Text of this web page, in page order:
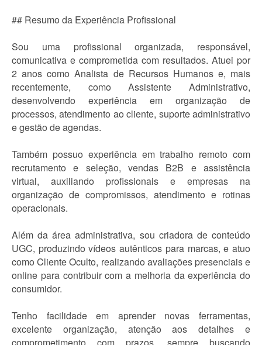
## Resumo da Experiência Profissional
Sou uma profissional organizada, responsável,
comunicativa e comprometida com resultados. Atuei por
2 anos como Analista de Recursos Humanos e, mais
recentemente, como Assistente Administrativo,
desenvolvendo experiência em organização de
processos, atendimento ao cliente, suporte administrativo
e gestão de agendas.
Também possuo experiência em trabalho remoto com
recrutamento e seleção, vendas B2B e assistência
virtual, auxiliando profissionais e empresas na
organização de compromissos, atendimento e rotinas
operacionais.
Além da área administrativa, sou criadora de conteúdo
UGC, produzindo vídeos autênticos para marcas, e atuo
como Cliente Oculto, realizando avaliações presenciais e
online para contribuir com a melhoria da experiência do
consumidor.
Tenho facilidade em aprender novas ferramentas,
excelente organização, atenção aos detalhes e